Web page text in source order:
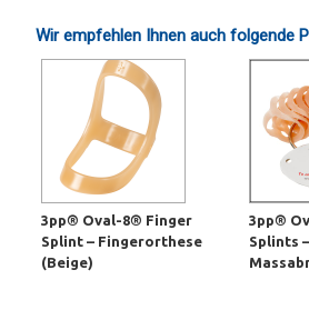
Wir empfehlen Ihnen auch folgende
3pp® Oval-8® Finger
Splint – Fingerorthese
(Beige)
3pp®
Splints